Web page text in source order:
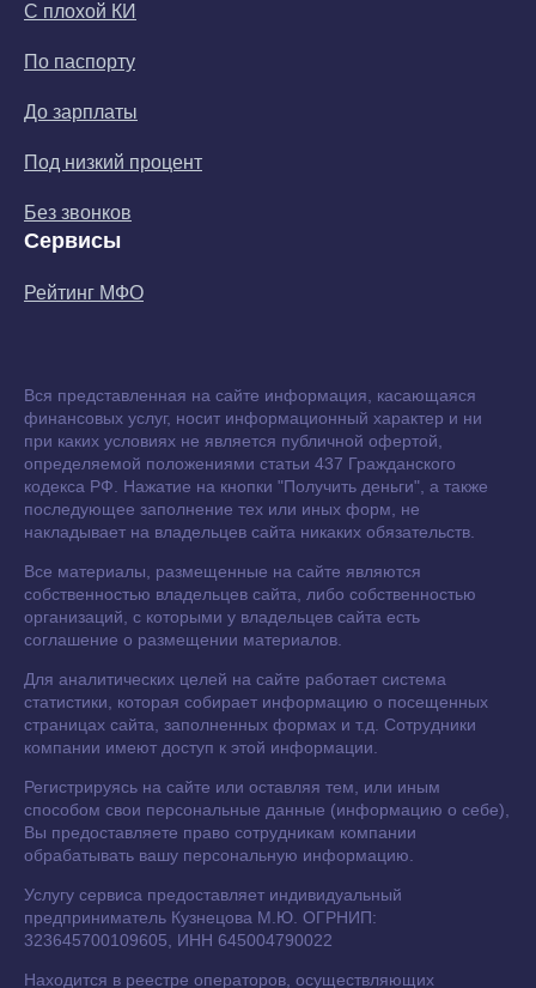
С плохой КИ
По паспорту
До зарплаты
Под низкий процент
Без звонков
Сервисы
Рейтинг МФО
Вся представленная на сайте информация, касающаяся
финансовых услуг, носит информационный характер и ни
при каких условиях не является публичной офертой,
определяемой положениями статьи 437 Гражданского
кодекса РФ. Нажатие на кнопки "Получить деньги", а также
последующее заполнение тех или иных форм, не
накладывает на владельцев сайта никаких обязательств.
Все материалы, размещенные на сайте являются
собственностью владельцев сайта, либо собственностью
организаций, с которыми у владельцев сайта есть
соглашение о размещении материалов.
Для аналитических целей на сайте работает система
статистики, которая собирает информацию о посещенных
страницах сайта, заполненных формах и т.д. Сотрудники
компании имеют доступ к этой информации.
Регистрируясь на сайте или оставляя тем, или иным
способом свои персональные данные (информацию о себе),
Вы предоставляете право сотрудникам компании
обрабатывать вашу персональную информацию.
Услугу сервиса предоставляет индивидуальный
предприниматель Кузнецова М.Ю. ОГРНИП:
323645700109605, ИНН 645004790022
Находится в реестре операторов, осуществляющих